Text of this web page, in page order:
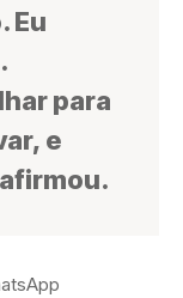
Eu
para
e